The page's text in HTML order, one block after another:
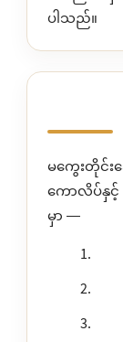
ပါသည်။
မကွေးတိုင်း
ကောလိပ်နှင့်
မှာ —